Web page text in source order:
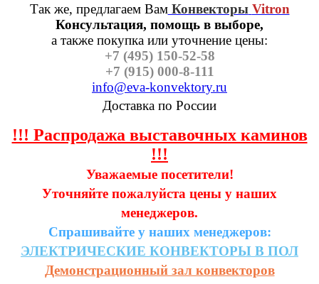
Так же, предлагаем ВамКонвекторы Vitron
Консультация, помощь в выборе,
а также покупка или уточнение цены:
+7 (495) 150-52-58
+7 (915) 000-8-111
info@eva-konvektory.ru
Доставка по России
!!! Распродажа выставочных каминов
!!!
Уважаемые посетители!
Уточняйте пожалуйста цены у наших
менеджеров.
Спрашивайте у наших менеджеров:
ЭЛЕКТРИЧЕСКИЕ КОНВЕКТОРЫ В ПОЛ
Демонстрационный зал конвекторов